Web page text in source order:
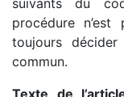
suivants du
procédure
toujours
commun.